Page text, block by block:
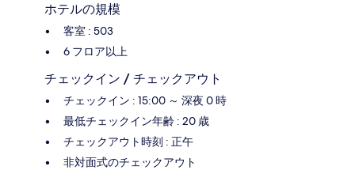
ホテルの規模
客室 : 503
6 フロア以上
チェックイン / チェックアウト
チェックイン : 15:00 ～ 深夜 0 時
最低チェックイン年齢 : 20 歳
チェックアウト時刻 : 正午
非対面式のチェックアウト